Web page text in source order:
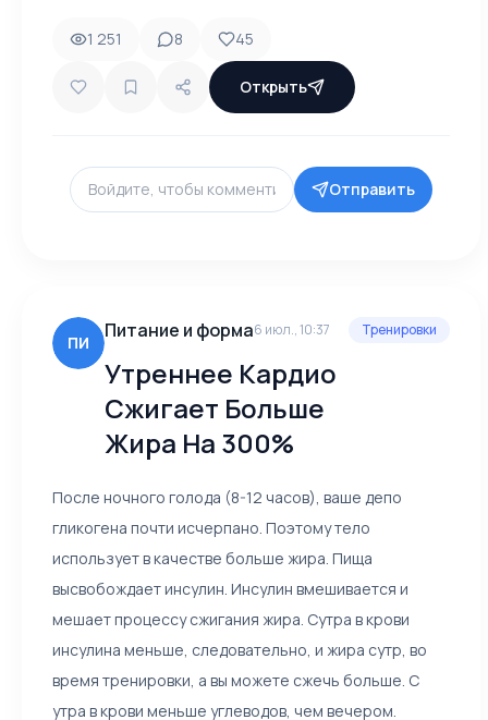
1 251 8 45
Открыть
Отправить
ПИ
Питание и форма6 июл., 10:37
Утреннее Кардио
Сжигает Больше
Жира На 300%
Тренировки
После ночного голода (8-12 часов), ваше депо
гликогена почти исчерпано. Поэтому тело
использует в качестве больше жира. Пища
высвобождает инсулин. Инсулин вмешивается и
мешает процессу сжигания жира. Сутра в крови
инсулина меньше, следовательно, и жира сутр, во
время тренировки, а вы можете сжечь больше. С
утра в крови меньше углеводов, чем вечером.